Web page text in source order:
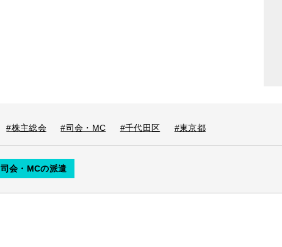
#株主総会 #司会・MC #千代田区 #東京都
司会・MCの派遣